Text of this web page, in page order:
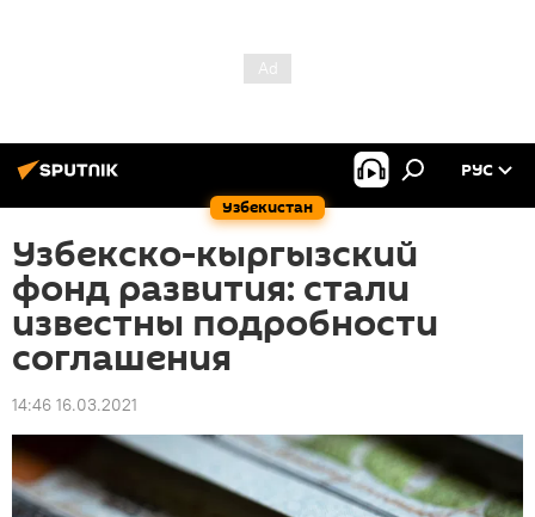
Узбекистан
РУС
Узбекско-кыргызский
фонд развития: стали
известны подробности
соглашения
14:46 16.03.2021